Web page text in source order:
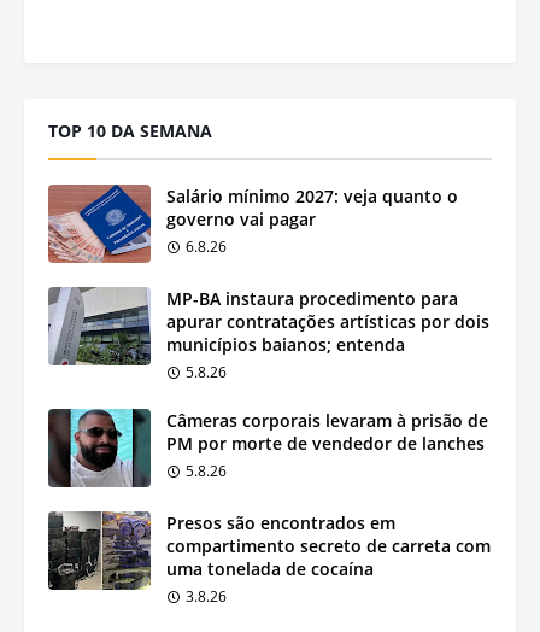
TOP 10 DA SEMANA
Salário mínimo 2027: veja quanto o
governo vai pagar
6.8.26
MP-BA instaura procedimento para
apurar contratações artísticas por dois
municípios baianos; entenda
5.8.26
Câmeras corporais levaram à prisão de
PM por morte de vendedor de lanches
5.8.26
Presos são encontrados em
compartimento secreto de carreta com
uma tonelada de cocaína
3.8.26